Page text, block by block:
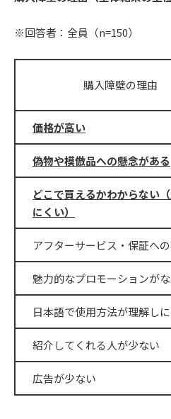
※回答者：全員（n=150）
購入障壁の理由
価格が高い
偽物や模倣品への懸念がある
どこで買えるかわからない
にくい）
アフターサービス・保証へ
魅力的なプロモーションが
日本語で使用方法が理解し
紹介してくれる人が少ない
広告が少ない